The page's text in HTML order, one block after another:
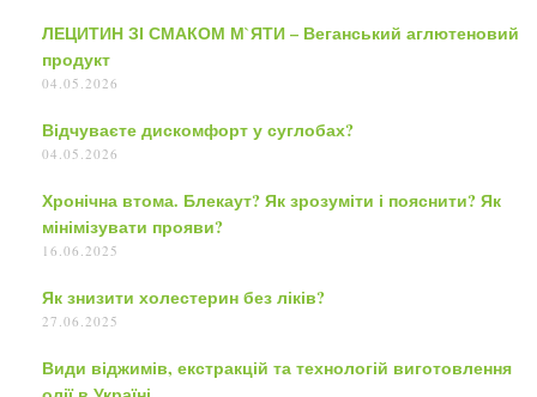
ЛЕЦИТИН ЗІ СМАКОМ М`ЯТИ – Веганський аглютеновий
продукт
04.05.2026
Відчуваєте дискомфорт у суглобах?
04.05.2026
Хронічна втома. Блекаут? Як зрозуміти і пояснити? Як
мінімізувати прояви?
16.06.2025
Як знизити холестерин без ліків?
27.06.2025
Види віджимів, екстракцій та технологій виготовлення